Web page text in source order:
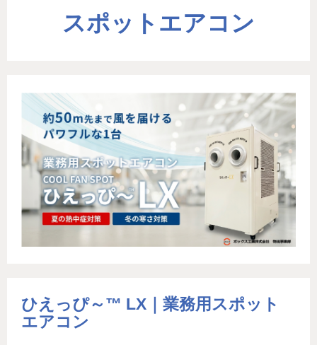
製造工場
会社情報
お問い合わせ
スポットエアコン
ひえっぴ～™ LX｜業務用スポット
エアコン